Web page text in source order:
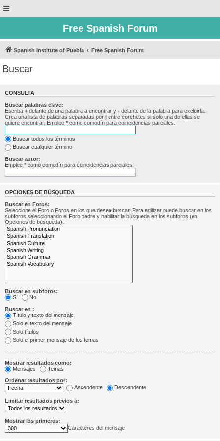
Free Spanish Forum
Spanish Institute of Puebla Free Spanish Forum
Buscar
CONSULTA
Buscar palabras clave:
Escriba + delante de una palabra a encontrar y - delante de la palabra para excluirla.
Crea una lista de palabras separadas por | entre corchetes si solo una de ellas se
quiere encontrar. Emplee * como comodín para coincidencias parciales.
Buscar todos los términos
Buscar cualquier término
Buscar autor:
Emplee * como comodín para coincidencias parciales.
OPCIONES DE BÚSQUEDA
Buscar en Foros:
Seleccione el Foro o Foros en los que desea buscar. Para agilizar puede buscar en los
subforos seleccionando el Foro padre y habilitar la búsqueda en los subforos (en
Opciones de búsqueda).
Buscar en subforos:
Sí
No
Buscar en :
Título y texto del mensaje
Solo el texto del mensaje
Solo títulos
Solo el primer mensaje de los temas
Mostrar resultados como:
Mensajes
Temas
Ordenar resultados por:
Ascendente
Descendente
Limitar resultados previos a:
Mostrar los primeros:
Caracteres del mensaje